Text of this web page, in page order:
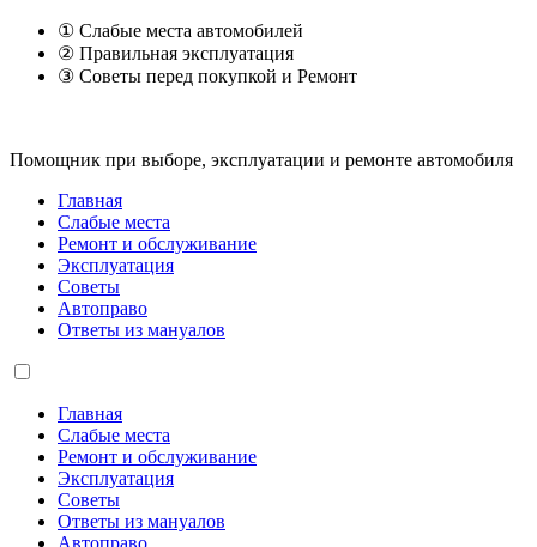
① Слабые места автомобилей
② Правильная эксплуатация
③ Советы перед покупкой и Ремонт
Помощник при выборе, эксплуатации и ремонте автомобиля
Главная
Слабые места
Ремонт и обслуживание
Эксплуатация
Советы
Автоправо
Ответы из мануалов
Главная
Слабые места
Ремонт и обслуживание
Эксплуатация
Советы
Ответы из мануалов
Автоправо